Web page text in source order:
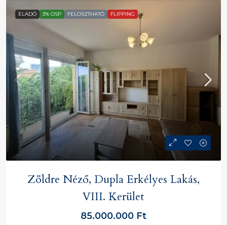
ELADÓ 3% OSP FELOSZTHATÓ FLIPPING
Zöldre Néző, Dupla Erkélyes Lakás,
VIII. Kerület
85.000.000 Ft